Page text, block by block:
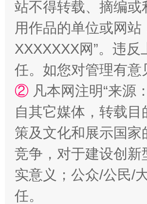
扯下公款旅游的“隐身衣”
站不得转载、摘编
用作品的单位或网
XXXXXXX网”。违
任。如您对管理有
② 凡本网注明“来源
自其它媒体，转载
策及文化和展示国
竞争，对于建设创
实意义；公众/公民/
任。